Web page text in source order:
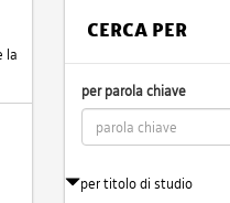
la
CERCA PER
per parola chiave
per titolo di studio